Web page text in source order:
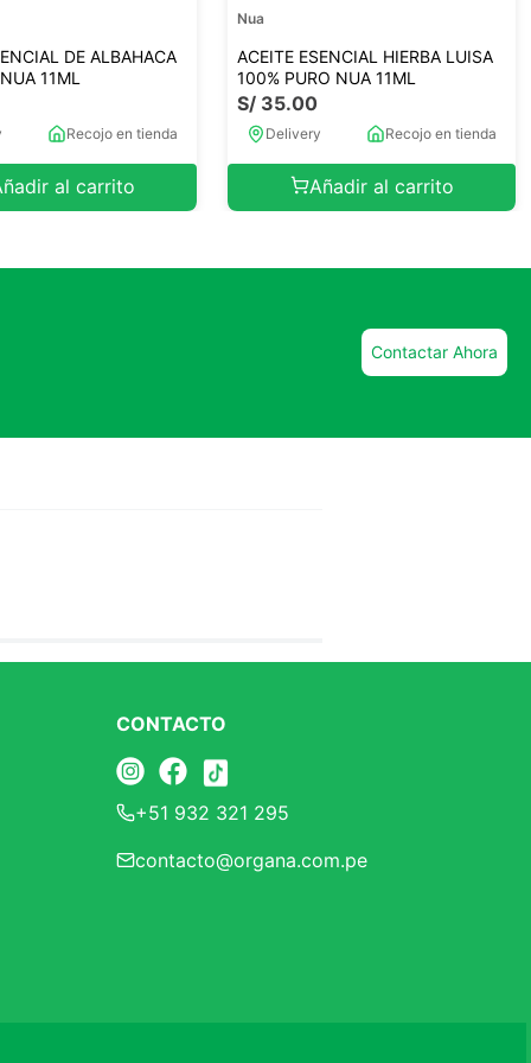
DE ALBAHACA
11ML
Recojo en tienda
al carrito
Nua
ACEITE ESENCIAL HIERBA LUISA
100% PURO NUA 11ML
S/ 35.00
Delivery Recojo en tienda
Añadir al carrito
Contactar Ahora
CONTACTO
+51 932 321 295
contacto@organa.com.pe